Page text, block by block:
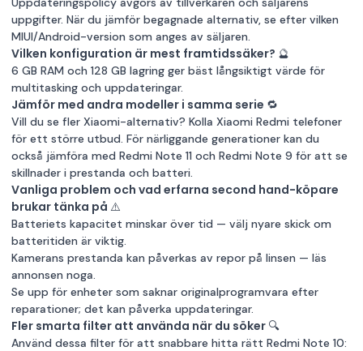
uppgifter. När du jämför begagnade alternativ, se efter vilken
MIUI/Android-version som anges av säljaren.
Vilken konfiguration är mest framtidssäker? 🔮
6 GB RAM och 128 GB lagring ger bäst långsiktigt värde för
multitasking och uppdateringar.
Jämför med andra modeller i samma serie 🔁
Vill du se fler Xiaomi-alternativ? Kolla Xiaomi Redmi telefoner
för ett större utbud. För närliggande generationer kan du
också jämföra med Redmi Note 11 och Redmi Note 9 för att se
skillnader i prestanda och batteri.
Vanliga problem och vad erfarna second hand-köpare
brukar tänka på ⚠️
Batteriets kapacitet minskar över tid — välj nyare skick om
batteritiden är viktig.
Kamerans prestanda kan påverkas av repor på linsen — läs
annonsen noga.
Se upp för enheter som saknar originalprogramvara efter
reparationer; det kan påverka uppdateringar.
Fler smarta filter att använda när du söker 🔍
Använd dessa filter för att snabbare hitta rätt Redmi Note 10: